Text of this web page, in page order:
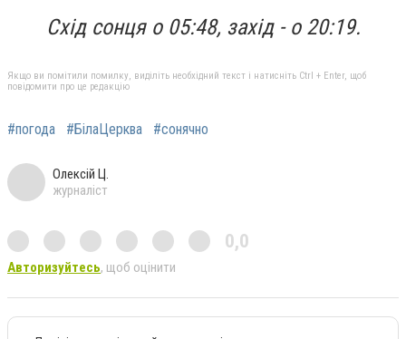
Схід сонця о 05:48, захід - о 20:19.
Якщо ви помітили помилку, виділіть необхідний текст і натисніть Ctrl + Enter, щоб
повідомити про це редакцію
#погода #БілаЦерква #сонячно
Олексій Ц.
журналіст
0,0
Авторизуйтесь, щоб оцінити